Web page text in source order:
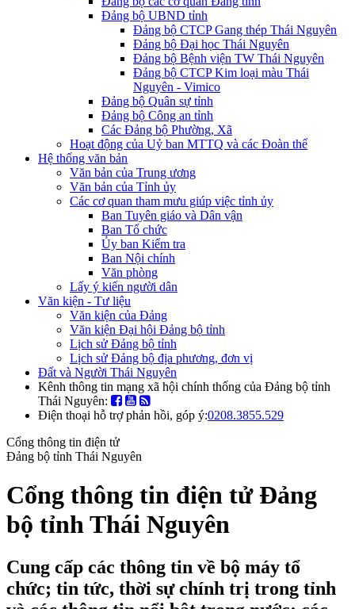
Đảng bộ UBND tỉnh
Đảng bộ CTCP Gang thép Thái Nguyên
Đảng bộ Đại học Thái Nguyên
Đảng bộ Bệnh viện TW Thái Nguyên
Đảng bộ CTCP Kim loại màu Thái
Nguyên - Vimico
Đảng bộ Quân sự tỉnh
Đảng bộ Công an tỉnh
Các Đảng bộ Phường, Xã
Hoạt động của Uỷ ban MTTQ và các Đoàn thể
Hệ thống văn bản
Văn bản của Trung ương
Văn bản của Tỉnh ủy
Các cơ quan tham mưu giúp việc tỉnh ủy
Ban Tuyên giáo và Dân vận
Ban Tổ chức
Ủy ban Kiểm tra
Ban Nội chính
Văn phòng
Lấy ý kiến người dân
Văn kiện - Tư liệu
Văn kiện của Đảng
Văn kiện Đại hội Đảng bộ tỉnh
Lịch sử Đảng bộ tỉnh
Lịch sử Đảng bộ địa phương, đơn vị
Đất và Người Thái Nguyên
Kênh thông tin mạng xã hội chính thống của Đảng bộ tỉnh
Thái Nguyên:
Điện thoại hỗ trợ phản hồi, góp ý:0208.3855.529
Cổng thông tin điện tử
Đảng bộ tỉnh Thái Nguyên
Cổng thông tin điện tử Đảng
bộ tỉnh Thái Nguyên
Cung cấp các thông tin về bộ máy tổ
chức; tin tức, thời sự chính trị trong tỉnh